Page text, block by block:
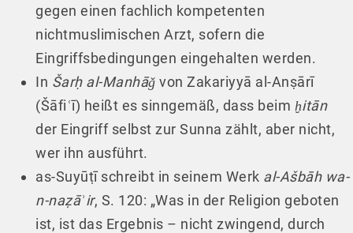
gegen einen fachlich kompetenten
nichtmuslimischen Arzt, sofern die
Eingriffsbedingungen eingehalten werden.
In Šarḥ al-Manhāǧ von Zakariyyā al-Anṣārī
(Šāfiʿī) heißt es sinngemäß, dass beim ḫitān
der Eingriff selbst zur Sunna zählt, aber nicht,
wer ihn ausführt.
as-Suyūṭī schreibt in seinem Werk al-Ašbāh wa-
n-naẓāʾir, S. 120: „Was in der Religion geboten
ist, ist das Ergebnis – nicht zwingend, durch